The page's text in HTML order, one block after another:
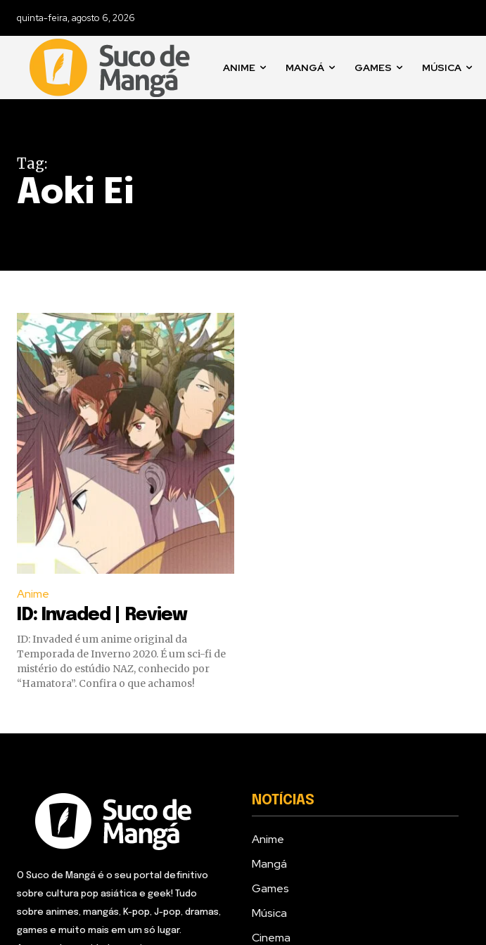
quinta-feira, agosto 6, 2026
ANIME MANGÁ GAMES MÚSICA
Tag:
Aoki Ei
Anime
ID: Invaded | Review
ID: Invaded é um anime original da
Temporada de Inverno 2020. É um sci-fi de
mistério do estúdio NAZ, conhecido por
“Hamatora”. Confira o que achamos!
O Suco de Mangá é o seu portal definitivo
sobre cultura pop asiática e geek! Tudo
sobre animes, mangás, K-pop, J-pop, dramas,
games e muito mais em um só lugar.
NOTÍCIAS
Anime
Mangá
Games
Música
Cinema